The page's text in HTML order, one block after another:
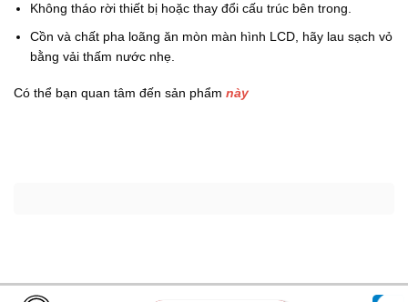
Không tháo rời thiết bị hoặc thay đổi cấu trúc bên trong.
Cồn và chất pha loãng ăn mòn màn hình LCD, hãy lau sạch vỏ
bằng vải thấm nước nhẹ.
Có thể bạn quan tâm đến sản phẩm này